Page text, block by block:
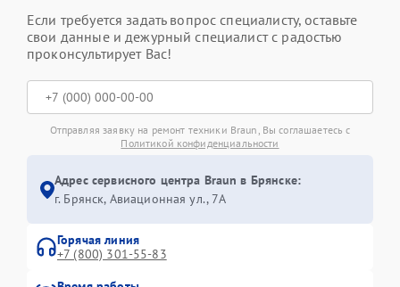
Если требуется задать вопрос специалисту, оставьте
свои данные и дежурный специалист с радостью
проконсультирует Вас!
Отправляя заявку на ремонт техники Braun, Вы соглашаетесь с
Политикой конфиденциальности
Адрес сервисного центра Braun в Брянске:
г. Брянск, Авиационная ул., 7А
Горячая линия
+7 (800) 301-55-83